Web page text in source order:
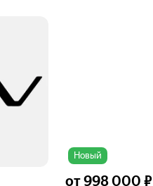
Новый
от998 000 ₽